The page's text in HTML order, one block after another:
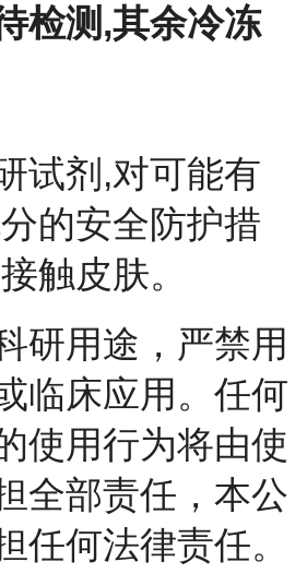
检测,其余冷冻
试剂,对可能有
的安全防护措
触皮肤。
研用途，严禁用
临床应用。任何
使用行为将由使
全部责任，本公
任何法律责任。